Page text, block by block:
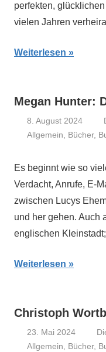
perfekten,
vielen Jahren
Weiterlesen
Megan Hunter:
8. August 2024
Allgemein
Bücher,
Es beginnt wie so
Verdacht, Anrufe, E-
zwischen Lucys
und her gehen. Auch
englischen
Weiterlesen
Christoph
23. Mai 2024
Allgemein
Bücher,